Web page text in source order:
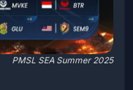
PMSL SEA Summer 2025